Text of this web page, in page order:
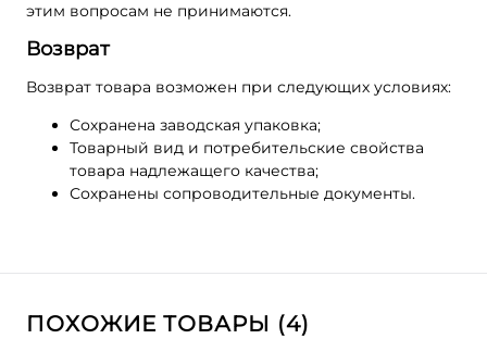
этим вопросам не принимаются.
Возврат
Возврат товара возможен при следующих условиях:
Сохранена заводская упаковка;
Товарный вид и потребительские свойства
товара надлежащего качества;
Сохранены сопроводительные документы.
ПОХОЖИЕ ТОВАРЫ (4)